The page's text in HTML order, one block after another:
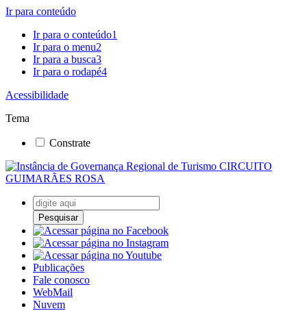
Ir para conteúdo
Ir para o conteúdo1
Ir para o menu2
Ir para a busca3
Ir para o rodapé4
Acessibilidade
Tema
Constrate
Pesquisar
Publicações
Fale conosco
WebMail
Nuvem